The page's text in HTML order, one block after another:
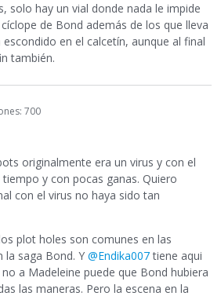
solo hay un vial donde nada le impide
de Bond además de los que lleva
en el calcetín, aunque al final
también.
700
originalmente era un virus y con el
y con pocas ganas. Quiero
con el virus no haya sido tan
plot holes son comunes en las
la saga Bond. Y @Endika007tiene aqui
a Madeleine puede que Bond hubiera
las maneras. Pero la escena en la